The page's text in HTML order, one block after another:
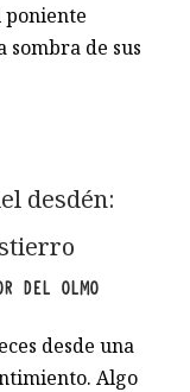
poniente
sombra de sus
desdén:
DEL OLMO
desde una
Algo